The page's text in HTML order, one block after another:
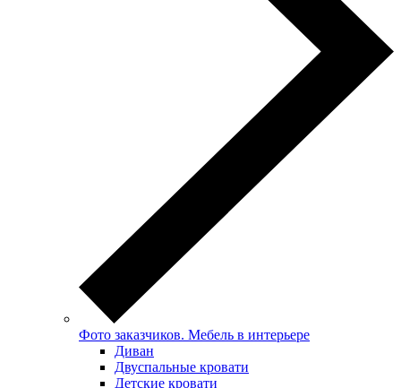
Фото заказчиков. Мебель в интерьере
Диван
Двуспальные кровати
Детские кровати